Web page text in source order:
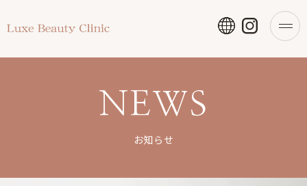
NEWS
お知らせ